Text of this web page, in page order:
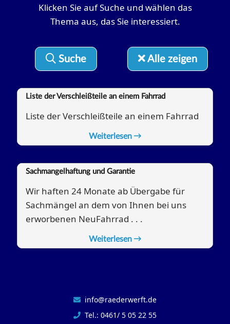
Klicken Sie auf Suche und wählen das
Thema aus, das Sie interessiert.
Suche Alle zeigen
Liste der Verschleißteile an einem Fahrrad
Liste der Verschleißteile an einem Fahrrad
Weiterlesen
Sachmangelhaftung und Garantie
Wir haften 24 Monate ab Übergabe für
Sachmängel an dem von Ihnen bei uns
erworbenen NeuFahrrad . . .
Weiterlesen
info@raederwerft.de
Tel.: 0461/ 5 05 22 55